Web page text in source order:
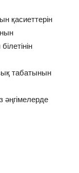
қасиеттерін
табатынын
әңгімелерде